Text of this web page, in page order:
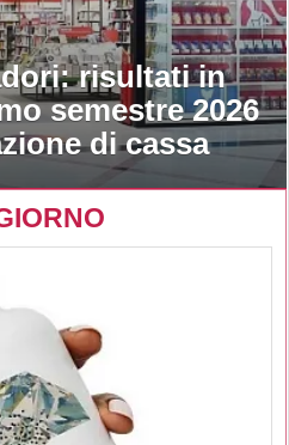
risultati in
semestre 2026
di cassa